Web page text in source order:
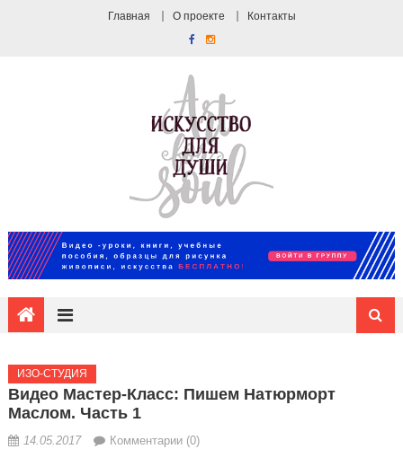
Главная О проекте Контакты
ИЗО-СТУДИЯ
Видео Мастер-Класс: Пишем Натюрморт
Маслом. Часть 1
14.05.2017 Комментарии (0)